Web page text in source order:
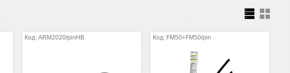
ARM2020/pinHB FM50+FM50/pin